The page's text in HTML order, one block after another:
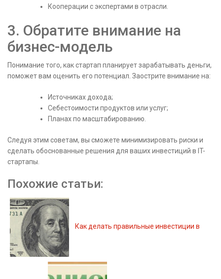
Кооперации с экспертами в отрасли.
3. Обратите внимание на
бизнес-модель
Понимание того, как стартап планирует зарабатывать деньги,
поможет вам оценить его потенциал. Заострите внимание на:
Источниках дохода;
Себестоимости продуктов или услуг;
Планах по масштабированию.
Следуя этим советам, вы сможете минимизировать риски и
сделать обоснованные решения для ваших инвестиций в IT-
стартапы.
Похожие статьи:
Как делать правильные инвестиции в